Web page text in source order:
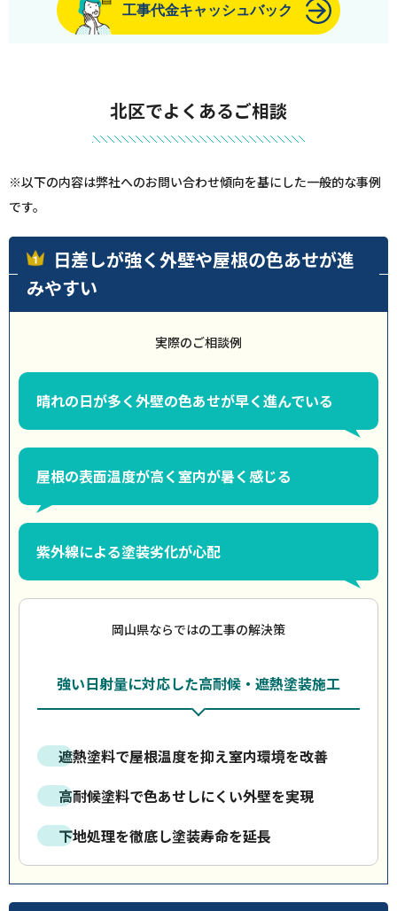
工事代金キャッシュバック
北区でよくあるご相談
※以下の内容は弊社へのお問い合わせ傾向を基にした一般的な事例
です。
日差しが強く外壁や屋根の色あせが進
みやすい
実際のご相談例
晴れの日が多く外壁の色あせが早く進んでいる
屋根の表面温度が高く室内が暑く感じる
紫外線による塗装劣化が心配
岡山県ならではの工事の解決策
強い日射量に対応した高耐候・遮熱塗装施工
遮熱塗料で屋根温度を抑え室内環境を改善
高耐候塗料で色あせしにくい外壁を実現
下地処理を徹底し塗装寿命を延長